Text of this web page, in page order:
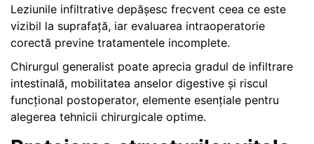
Leziunile infiltrative depășesc frecvent ceea ce este
vizibil la suprafață, iar evaluarea intraoperatorie
corectă previne tratamentele incomplete.
Chirurgul generalist poate aprecia gradul de infiltrare
intestinală, mobilitatea anselor digestive și riscul
funcțional postoperator, elemente esențiale pentru
alegerea tehnicii chirurgicale optime.